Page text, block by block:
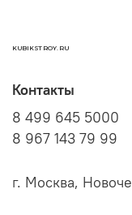
KUBIKSTROY.RU
Контакты
8 499 645 5000
8 967 143 79 99
г. Москва,